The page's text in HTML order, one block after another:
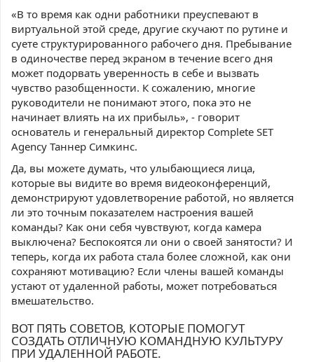
«В то время как одни работники преуспевают в
виртуальной этой среде, другие скучают по рутине и
суете структурированного рабочего дня. Пребывание
в одиночестве перед экраном в течение всего дня
может подорвать уверенность в себе и вызвать
чувство разобщенности. К сожалению, многие
руководители не понимают этого, пока это не
начинает влиять на их прибыль», - говорит
основатель и генеральный директор Complete SET
Agency Таннер Симкинс.
Да, вы можете думать, что улыбающиеся лица,
которые вы видите во время видеоконференций,
демонстрируют удовлетворение работой, но является
ли это точным показателем настроения вашей
команды? Как они себя чувствуют, когда камера
выключена? Беспокоятся ли они о своей занятости? И
теперь, когда их работа стала более сложной, как они
сохраняют мотивацию? Если члены вашей команды
устают от удаленной работы, может потребоваться
вмешательство.
ВОТ ПЯТЬ СОВЕТОВ, КОТОРЫЕ ПОМОГУТ
СОЗДАТЬ ОТЛИЧНУЮ КОМАНДНУЮ КУЛЬТУРУ
ПРИ УДАЛЕННОЙ РАБОТЕ.